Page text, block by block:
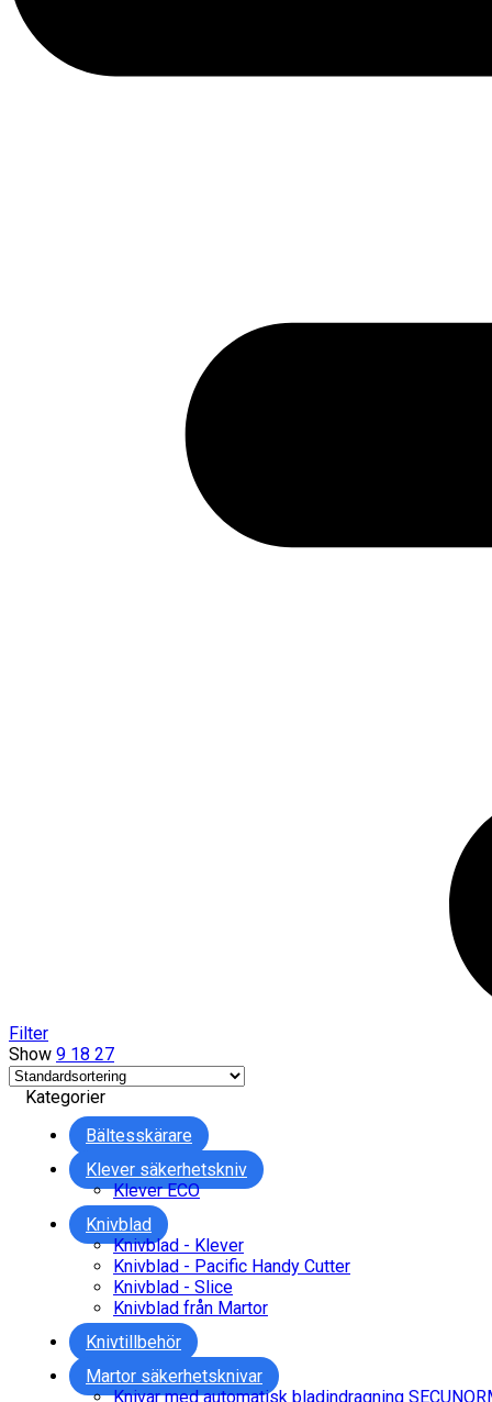
Filter
Show 9 18 27
Kategorier
Bältesskärare
Klever säkerhetskniv
Klever ECO
Knivblad
Knivblad - Klever
Knivblad - Pacific Handy Cutter
Knivblad - Slice
Knivblad från Martor
Knivtillbehör
Martor säkerhetsknivar
Knivar med automatisk bladindragning